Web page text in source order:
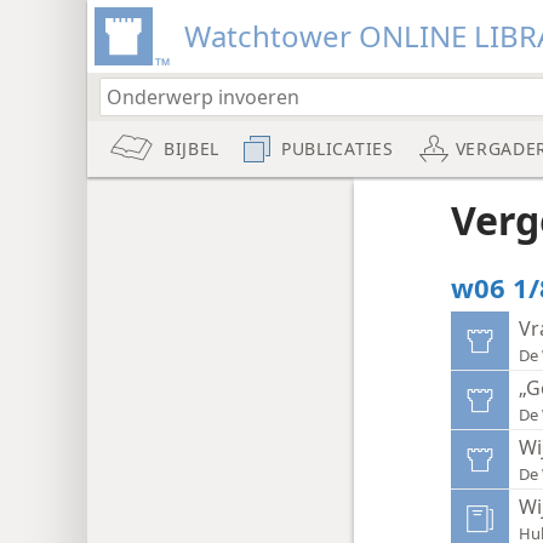
Watchtower ONLINE
BIJBEL PUBLICATIES
w06